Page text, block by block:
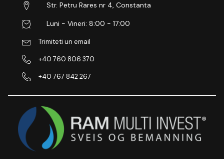
Str. Petru Rares nr 4, Constanta
Luni - Vineri: 8:00 - 17:00
Trimiteti un email
+40 760 806 370
+40 767 842 267